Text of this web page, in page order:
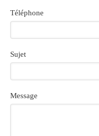
Téléphone
Sujet
Message